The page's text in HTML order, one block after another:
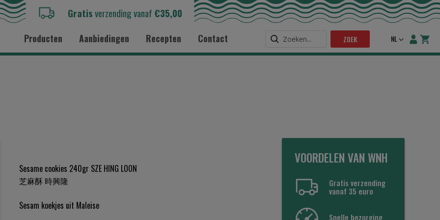
Gratisverzending vanaf €35,00
Producten Aanbiedingen Recepten Contact ZOEK Taal
NL
Sesame cookies 240gr SZE HING LOON
芝麻酥 時興隆
Sesam koekjes uit Maleise
VOORDELEN VAN WNH
Gratis verzending
vanaf 35 euro
Snelle bezorging